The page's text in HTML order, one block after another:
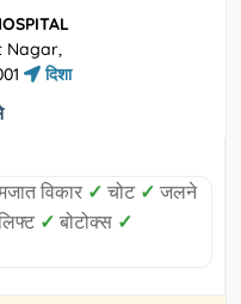
Nagar,
दिशा
विकार ✓ चोट ✓ जलने
✓ बोटोक्स ✓